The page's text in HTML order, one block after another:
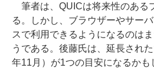
筆者は、QUICは将来性のある
る。しかし、ブラウザーやサー
スで利用できるようになるのは
うである。後藤氏は、延長され
年11月）が1つの目安になるかも